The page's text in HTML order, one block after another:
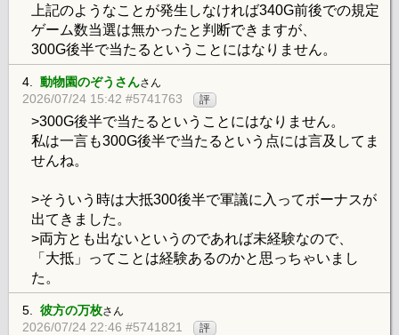
上記のようなことが発生しなければ340G前後での規定
ゲーム数当選は無かったと判断できますが、
300G後半で当たるということにはなりません。
4. 動物園のぞうさんさん
2026/07/24 15:42 #5741763 評
>300G後半で当たるということにはなりません。
私は一言も300G後半で当たるという点には言及してま
せんね。
>そういう時は大抵300後半で軍議に入ってボーナスが
出てきました。
>両方とも出ないというのであれば未経験なので、
「大抵」ってことは経験あるのかと思っちゃいまし
た。
5. 彼方の万枚さん
2026/07/24 22:46 #5741821 評